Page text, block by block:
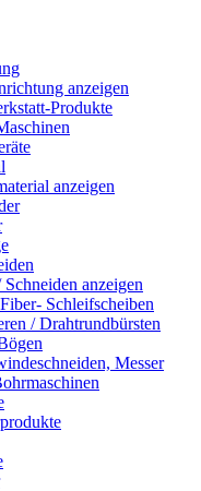
anzeigen
Produkte
anzeigen
anzeigen
Schleifscheiben
/ Drahtrundbürsten
Messer